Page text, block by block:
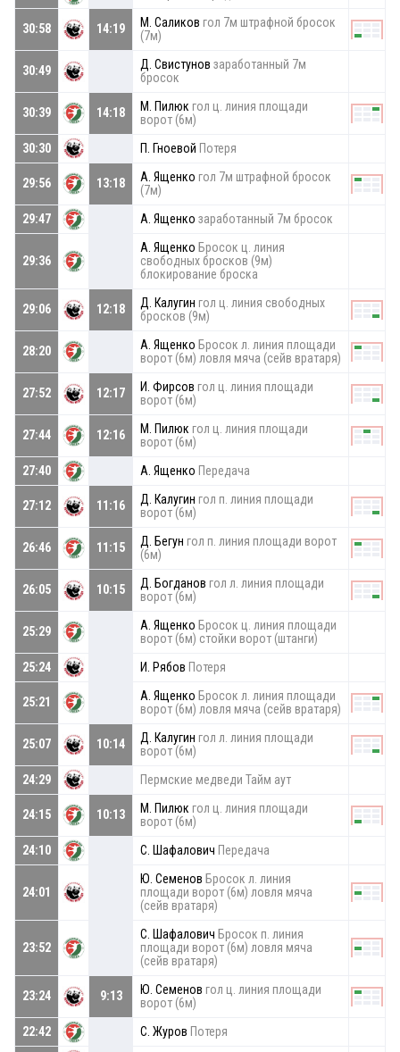
30:58 14:19 М. Саликов гол 7м штрафной бросок
(7м)
30:49 Д. Свистунов заработанный 7м
бросок
30:39 14:18 М. Пилюк гол ц. линия площади
ворот (6м)
30:30
П. Гноевой Потеря
29:56 13:18 А. Ященко гол 7м штрафной бросок
(7м)
29:47
А. Ященко заработанный 7м бросок
29:36
А. Ященко Бросок ц. линия
свободных бросков (9м)
блокирование броска
29:06 12:18 Д. Калугин гол ц. линия свободных
бросков (9м)
28:20 А. Ященко Бросок л. линия площади
ворот (6м) ловля мяча (сейв вратаря)
27:52 12:17 И. Фирсов гол ц. линия площади
ворот (6м)
27:44 12:16 М. Пилюк гол ц. линия площади
ворот (6м)
27:40
А. Ященко Передача
27:12 11:16 Д. Калугин гол п. линия площади
ворот (6м)
26:46 11:15 Д. Бегун гол п. линия площади ворот
(6м)
26:05 10:15 Д. Богданов гол л. линия площади
ворот (6м)
25:29 А. Ященко Бросок ц. линия площади
ворот (6м) стойки ворот (штанги)
25:24
И. Рябов Потеря
25:21 А. Ященко Бросок л. линия площади
ворот (6м) ловля мяча (сейв вратаря)
25:07 10:14 Д. Калугин гол л. линия площади
ворот (6м)
24:29
Пермские медведи Тайм аут
24:15 10:13 М. Пилюк гол ц. линия площади
ворот (6м)
24:10
С. Шафалович Передача
24:01
Ю. Семенов Бросок л. линия
площади ворот (6м) ловля мяча
(сейв вратаря)
23:52
С. Шафалович Бросок п. линия
площади ворот (6м) ловля мяча
(сейв вратаря)
23:24 9:13 Ю. Семенов гол ц. линия площади
ворот (6м)
22:42
С. Журов Потеря